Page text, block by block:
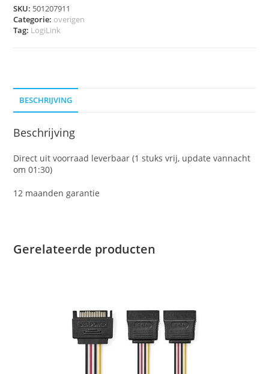
SKU: 501207911
Categorie: overigen
Tag: LogiLink
BESCHRIJVING
Beschrijving
Direct uit voorraad leverbaar (1 stuks vrij, update vannacht
om 01:30)
12 maanden garantie
Gerelateerde producten